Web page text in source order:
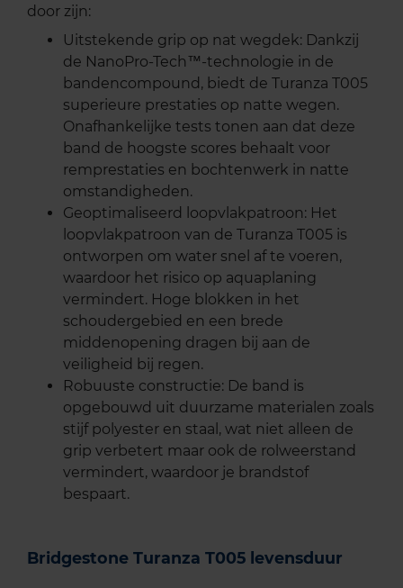
door zijn:
Uitstekende grip op nat wegdek: Dankzij
de NanoPro-Tech™-technologie in de
bandencompound, biedt de Turanza T005
superieure prestaties op natte wegen.
Onafhankelijke tests tonen aan dat deze
band de hoogste scores behaalt voor
remprestaties en bochtenwerk in natte
omstandigheden.
Geoptimaliseerd loopvlakpatroon: Het
loopvlakpatroon van de Turanza T005 is
ontworpen om water snel af te voeren,
waardoor het risico op aquaplaning
vermindert. Hoge blokken in het
schoudergebied en een brede
middenopening dragen bij aan de
veiligheid bij regen.
Robuuste constructie: De band is
opgebouwd uit duurzame materialen zoals
stijf polyester en staal, wat niet alleen de
grip verbetert maar ook de rolweerstand
vermindert, waardoor je brandstof
bespaart.
Bridgestone Turanza T005 levensduur